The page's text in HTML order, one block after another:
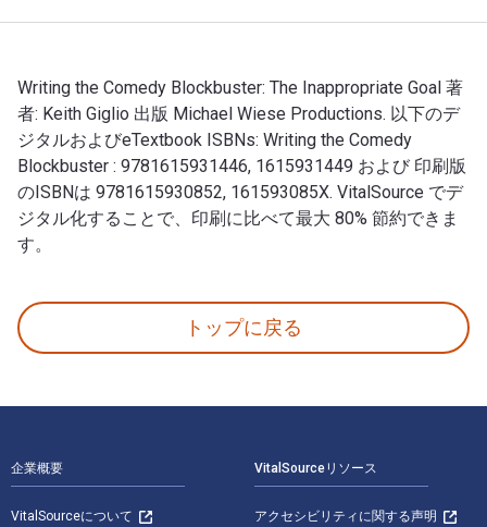
Writing the Comedy Blockbuster: The Inappropriate Goal 著
者: Keith Giglio 出版 Michael Wiese Productions. 以下のデ
ジタルおよびeTextbook ISBNs: Writing the Comedy
Blockbuster : 9781615931446, 1615931449 および 印刷版
のISBNは 9781615930852, 161593085X. VitalSource でデ
ジタル化することで、印刷に比べて最大 80% 節約できま
す。
トップに戻る
企業概要
VitalSourceについて
VitalSourceリソース
アクセシビリティに関する声明